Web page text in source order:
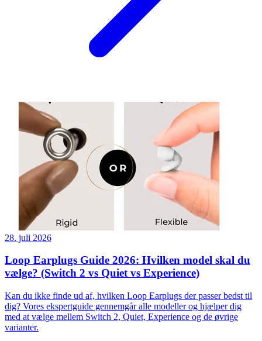
28. juli 2026
Loop Earplugs Guide 2026: Hvilken model skal du
vælge? (Switch 2 vs Quiet vs Experience)
Kan du ikke finde ud af, hvilken Loop Earplugs der passer bedst til
dig? Vores ekspertguide gennemgår alle modeller og hjælper dig
med at vælge mellem Switch 2, Quiet, Experience og de øvrige
varianter.